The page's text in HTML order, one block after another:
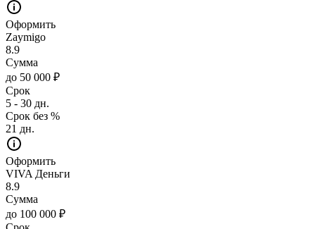
Оформить
Zaymigo
8.9
Сумма
до 50 000 ₽
Срок
5 - 30 дн.
Срок без %
21 дн.
Оформить
VIVA Деньги
8.9
Сумма
до 100 000 ₽